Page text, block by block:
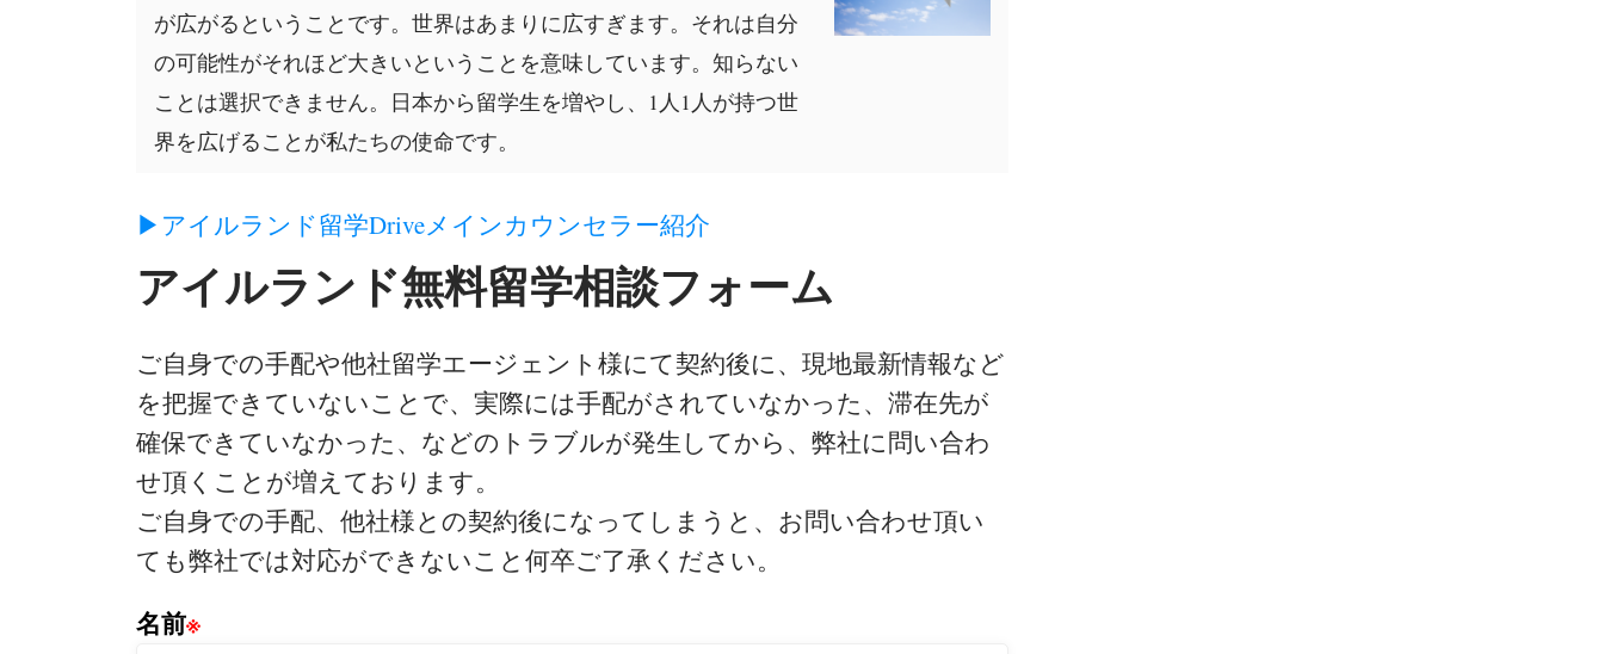
が広がるということです。世界はあまりに広すぎます。それは自分
の可能性がそれほど大きいということを意味しています。知らない
ことは選択できません。日本から留学生を増やし、1人1人が持つ世
界を広げることが私たちの使命です。
▶アイルランド留学Driveメインカウンセラー紹介
アイルランド無料留学相談フォーム
ご自身での手配や他社留学エージェント様にて契約後に、現地最新情報など
を把握できていないことで、実際には手配がされていなかった、滞在先が
確保できていなかった、などのトラブルが発生してから、弊社に問い合わ
せ頂くことが増えております。
ご自身での手配、他社様との契約後になってしまうと、お問い合わせ頂い
ても弊社では対応ができないこと何卒ご了承ください。
名前※